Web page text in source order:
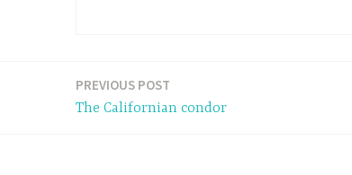
PREVIOUS POST
The Californian condor